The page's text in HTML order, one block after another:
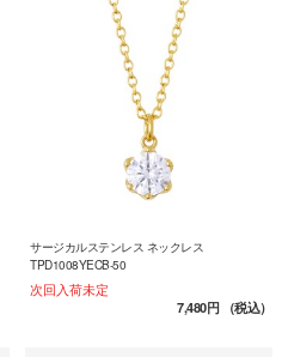
サージカルステンレス ネックレス
TPD1008YECB-50
次回入荷未定
7,480円（税込）